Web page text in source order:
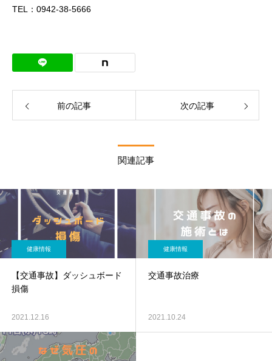
TEL：0942-38-5666
前の記事 次の記事
関連記事
健康情報
【交通事故】ダッシュボード
損傷
2021.12.16
健康情報
交通事故治療
2021.10.24